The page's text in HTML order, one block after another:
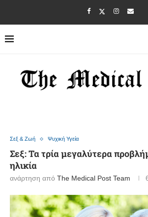
Σεξ & Ζωή Ψυχική Υγεία
Σεξ: Τα τρία μεγαλύτερα
ηλικία
ανάρτηση από The Medical Post Team